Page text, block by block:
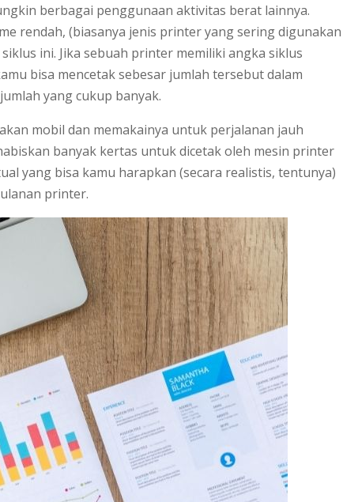
berbagai penggunaan aktivitas berat lainnya.
rendah, (biasanya jenis printer yang sering digunakan
ini. Jika sebuah printer memiliki angka siklus
bisa mencetak sebesar jumlah tersebut dalam
yang cukup banyak.
mobil dan memakainya untuk perjalanan jauh
banyak kertas untuk dicetak oleh mesin printer
yang bisa kamu harapkan (secara realistis, tentunya)
printer.